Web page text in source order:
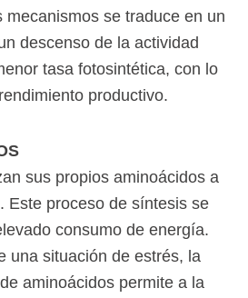
mecanismos se traduce en un
descenso de la actividad
tasa fotosintética, con lo
productivo.
sus propios aminoácidos a
Este proceso de síntesis se
consumo de energía.
una situación de estrés, la
aminoácidos permite a la